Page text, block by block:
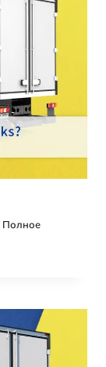
Полное